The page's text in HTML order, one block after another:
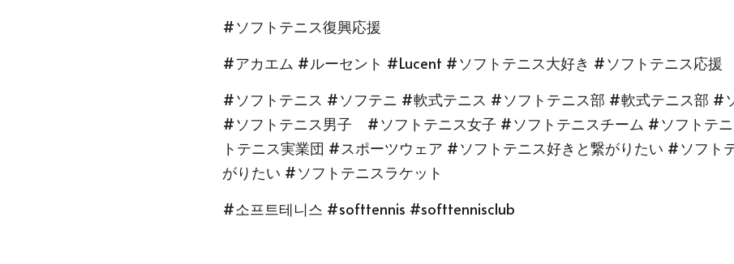
#ソフトテニス復興応援
#アカエム #ルーセント #Lucent #ソフトテニス大好き #ソフトテニス応援
#ソフトテニス #ソフテニ #軟式テニス #ソフトテニス部 #軟式テニス部 #
#ソフトテニス男子　#ソフトテニス女子 #ソフトテニスチーム #ソフトテ
トテニス実業団 #スポーツウェア #ソフトテニス好きと繋がりたい #ソフト
がりたい #ソフトテニスラケット
#소프트테니스 #softtennis #softtennisclub